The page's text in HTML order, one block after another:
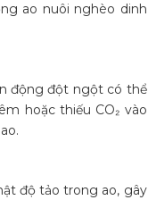
ao nuôi nghèo dinh
động đột ngột có thể
hoặc thiếu CO₂ vào
độ tảo trong ao, gây